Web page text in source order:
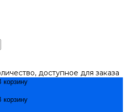
доступное для заказа
корзину
корзину